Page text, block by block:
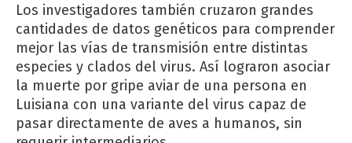
Los investigadores también cruzaron grandes
cantidades de datos genéticos para comprender
mejor las vías de transmisión entre distintas
especies y clados del virus. Así lograron asociar
la muerte por gripe aviar de una persona en
Luisiana con una variante del virus capaz de
pasar directamente de aves a humanos, sin